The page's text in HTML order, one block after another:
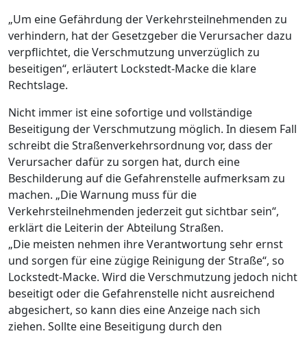
„Um eine Gefährdung der Verkehrsteilnehmenden zu
verhindern, hat der Gesetzgeber die Verursacher dazu
verpflichtet, die Verschmutzung unverzüglich zu
beseitigen“, erläutert Lockstedt-Macke die klare
Rechtslage.
Nicht immer ist eine sofortige und vollständige
Beseitigung der Verschmutzung möglich. In diesem Fall
schreibt die Straßenverkehrsordnung vor, dass der
Verursacher dafür zu sorgen hat, durch eine
Beschilderung auf die Gefahrenstelle aufmerksam zu
machen. „Die Warnung muss für die
Verkehrsteilnehmenden jederzeit gut sichtbar sein“,
erklärt die Leiterin der Abteilung Straßen.
„Die meisten nehmen ihre Verantwortung sehr ernst
und sorgen für eine zügige Reinigung der Straße“, so
Lockstedt-Macke. Wird die Verschmutzung jedoch nicht
beseitigt oder die Gefahrenstelle nicht ausreichend
abgesichert, so kann dies eine Anzeige nach sich
ziehen. Sollte eine Beseitigung durch den